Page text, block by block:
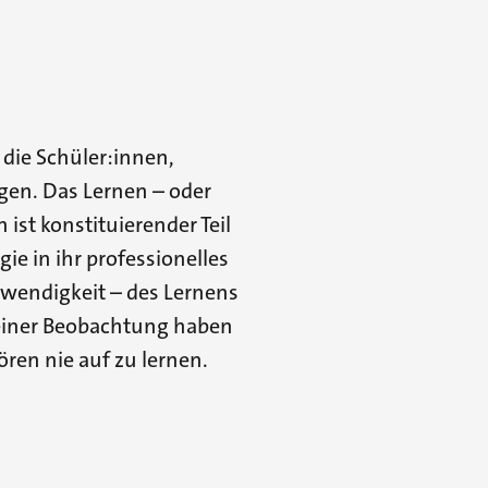
Schüler:innen,
Das Lernen – oder
ist konstituierender Teil
in ihr professionelles
– des Lernens
Beobachtung haben
nie auf zu lernen.